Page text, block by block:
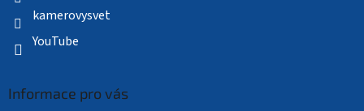
kamerovysvet
YouTube
Informace pro vás